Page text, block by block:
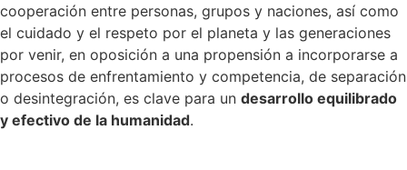
cooperación entre personas, grupos y naciones, así como
el cuidado y el respeto por el planeta y las generaciones
por venir, en oposición a una propensión a incorporarse a
procesos de enfrentamiento y competencia, de separación
o desintegración, es clave para un desarrollo equilibrado
y efectivo de la humanidad.